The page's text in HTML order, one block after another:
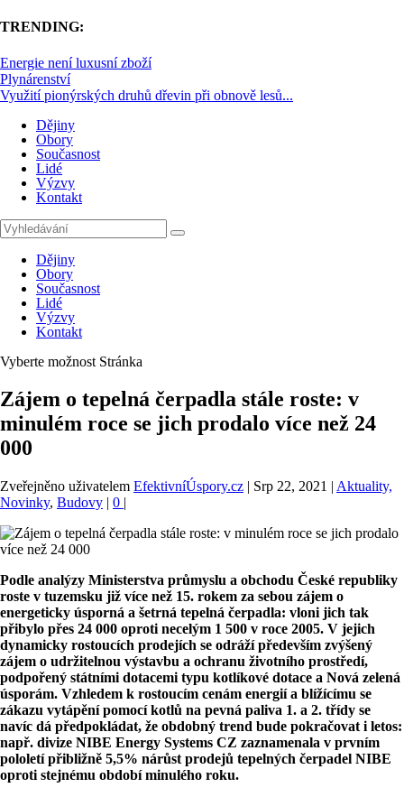
TRENDING:
Energie není luxusní zboží
Plynárenství
Využití pionýrských druhů dřevin při obnově lesů...
Dějiny
Obory
Současnost
Lidé
Výzvy
Kontakt
Dějiny
Obory
Současnost
Lidé
Výzvy
Kontakt
Vyberte možnost Stránka
Zájem o tepelná čerpadla stále roste: v
minulém roce se jich prodalo více než 24
000
Zveřejněno uživatelem EfektivníÚspory.cz | Srp 22, 2021 | Aktuality,
Novinky, Budovy | 0 |
Podle analýzy Ministerstva průmyslu a obchodu České republiky
roste v tuzemsku již více než 15. rokem za sebou zájem o
energeticky úsporná a šetrná tepelná čerpadla: vloni jich tak
přibylo přes 24 000 oproti necelým 1 500 v roce 2005. V jejich
dynamicky rostoucích prodejích se odráží především zvýšený
zájem o udržitelnou výstavbu a ochranu životního prostředí,
podpořený státními dotacemi typu kotlíkové dotace a Nová zelená
úsporám. Vzhledem k rostoucím cenám energií a blížícímu se
zákazu vytápění pomocí kotlů na pevná paliva 1. a 2. třídy se
navíc dá předpokládat, že obdobný trend bude pokračovat i letos:
např. divize NIBE Energy Systems CZ zaznamenala v prvním
pololetí přibližně 5,5% nárůst prodejů tepelných čerpadel NIBE
oproti stejnému období minulého roku.